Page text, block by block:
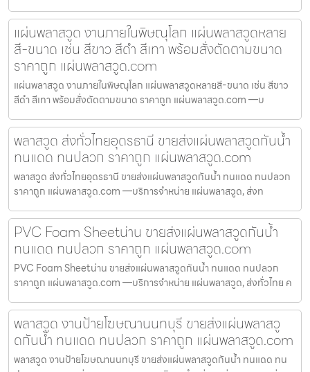
แผ่นพลาสวูด งานภายในพิษณุโลก แผ่นพลาสวูดหลาย
สี-ขนาด เช่น สีขาว สีดำ สีเทา พร้อมสั่งตัดตามขนาด
ราคาถูก แผ่นพลาสวูด.com
แผ่นพลาสวูด งานภายในพิษณุโลก แผ่นพลาสวูดหลายสี-ขนาด เช่น สีขาว
สีดำ สีเทา พร้อมสั่งตัดตามขนาด ราคาถูก แผ่นพลาสวูด.com —บ
พลาสวูด ส่งทั่วไทยอุดรธานี ขายส่งแผ่นพลาสวูดกันน้ำ
ทนแดด ทนปลวก ราคาถูก แผ่นพลาสวูด.com
พลาสวูด ส่งทั่วไทยอุดรธานี ขายส่งแผ่นพลาสวูดกันน้ำ ทนแดด ทนปลวก
ราคาถูก แผ่นพลาสวูด.com —บริการจำหน่าย แผ่นพลาสวูด, ส่งท
PVC Foam Sheetน่าน ขายส่งแผ่นพลาสวูดกันน้ำ
ทนแดด ทนปลวก ราคาถูก แผ่นพลาสวูด.com
PVC Foam Sheetน่าน ขายส่งแผ่นพลาสวูดกันน้ำ ทนแดด ทนปลวก
ราคาถูก แผ่นพลาสวูด.com —บริการจำหน่าย แผ่นพลาสวูด, ส่งทั่วไทย ค
พลาสวูด งานป้ายโฆษณานนทบุรี ขายส่งแผ่นพลาสวู
ดกันน้ำ ทนแดด ทนปลวก ราคาถูก แผ่นพลาสวูด.com
พลาสวูด งานป้ายโฆษณานนทบุรี ขายส่งแผ่นพลาสวูดกันน้ำ ทนแดด ทน